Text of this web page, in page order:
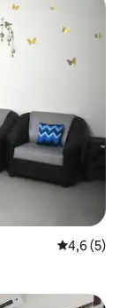
Évaluation
4,6 (5)